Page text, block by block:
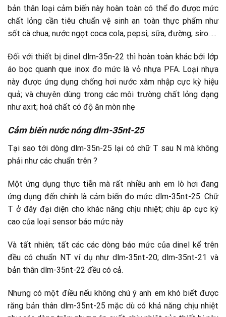
bản thân loại cảm biến này hoàn toàn có thể đo được mức
chất lỏng cần tiêu chuẩn vệ sinh an toàn thực phẩm như
sốt cà chua; nước ngọt coca cola, pepsi; sữa, đường; siro…..
Đối với thiết bị dinel dlm-35n-22 thì hoàn toàn khác bởi lớp
áo bọc quanh que inox đo mức là vỏ nhựa PFA. Loại nhựa
này được ứng dụng chống hơi nước xâm nhập cực kỳ hiệu
quả; và chuyên dùng trong các môi trường chất lỏng dạng
như axit; hoá chất có độ ăn mòn nhẹ
Cảm biến nước nóng dlm-35nt-25
Tại sao tới dòng dlm-35n-25 lại có chữ T sau N mà không
phải như các chuẩn trên ?
Một ứng dụng thực tiễn mà rất nhiều anh em lò hơi đang
ứng dụng đến chính là cảm biến đo mức dlm-35nt-25. Chữ
T ở đây đại diện cho khác năng chịu nhiệt; chịu áp cực kỳ
cao của loại sensor báo mức này
Và tất nhiên; tất các các dòng báo mức của dinel kể trên
đều có chuẩn NT ví dụ như dlm-35nt-20; dlm-35nt-21 và
bản thân dlm-35nt-22 đều có cả.
Nhưng có một điều nếu không chú ý anh em khó biết được
răng bản thân dlm-35nt-25 mặc dù có khả năng chịu nhiệt